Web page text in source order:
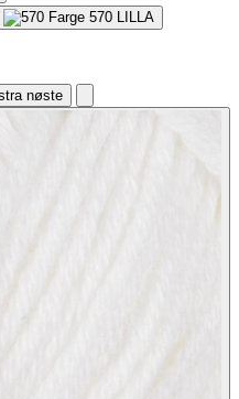
570 LILLA
nøste